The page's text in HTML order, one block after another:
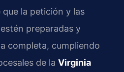
la petición y las
preparadas y
completa, cumpliendo
de la Virginia